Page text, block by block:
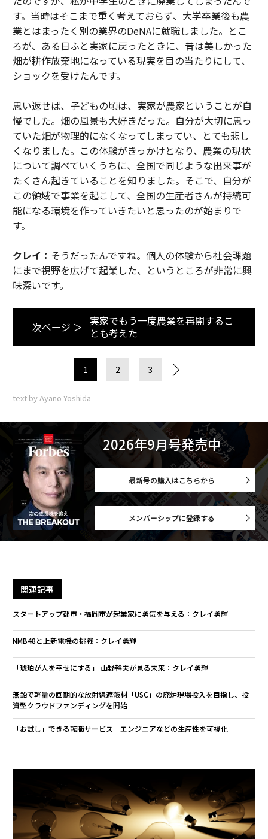
す。当時はそこまで重く考えておらず、大学卒業後も農
業とはまったく別の業界のDeNAに就職しました。とこ
ろが、ある日ふと実家に戻ったときに、昔は美しかった
畑が耕作放棄地になっている現実を目の当たりにして、
ショックを受けたんです。
思い返せば、子どもの頃は、実家が農家ということが自
慢でした。畑の風景も大好きだった。自分が大切に思っ
ていた畑が物理的になくなってしまってい、とても悲し
くなりました。この体験がきっかけとなり、農業の現状
について調べていくうちに、全国で同じような出来事が
たくさん起きていることを知りました。そこで、自分が
この領域で事業を起こして、全国の生産者さんが持続可
能になる環境を作っていきたいと思ったのが始まりで
す。
クレイ： そうだったんですね。個人の体験から社会課題
にまで視野を広げて起業した、というところが非常に興
味深いです。
次ページ ＞
実家でもう一度農業を再開するこ
とも考えた
1 2 3
text by Ayano Yoshida
2026年9月号発売中
最新号の購入はこちらから
メンバーシップに登録する
関連記事
スタートアップ都市・福岡市が起業家に勇気を与える：クレイ勇輝
NMB48と上新電機の挑戦：クレイ勇輝
「琥珀が人を幸せにする」 山野幹夫が見る未来：クレイ勇輝
無鉛で軽量の画期的な放射線遮蔽材「USC」の廃炉現場投入を目指し、投
資型クラウドファンディングを開始
「お試し」できる転職サービス エンジニアなどの生産性を可視化